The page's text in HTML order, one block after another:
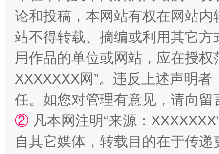
国家大学科技园优化重塑工作
论和投稿，本网站有权在网站
站不得转载、摘编或利用其它
用作品的单位或网站，应在授
XXXXXXX网”。违反上述声明
任。如您对管理有意见，请向
② 凡本网注明“来源：
自其它媒体，转载目的在于传